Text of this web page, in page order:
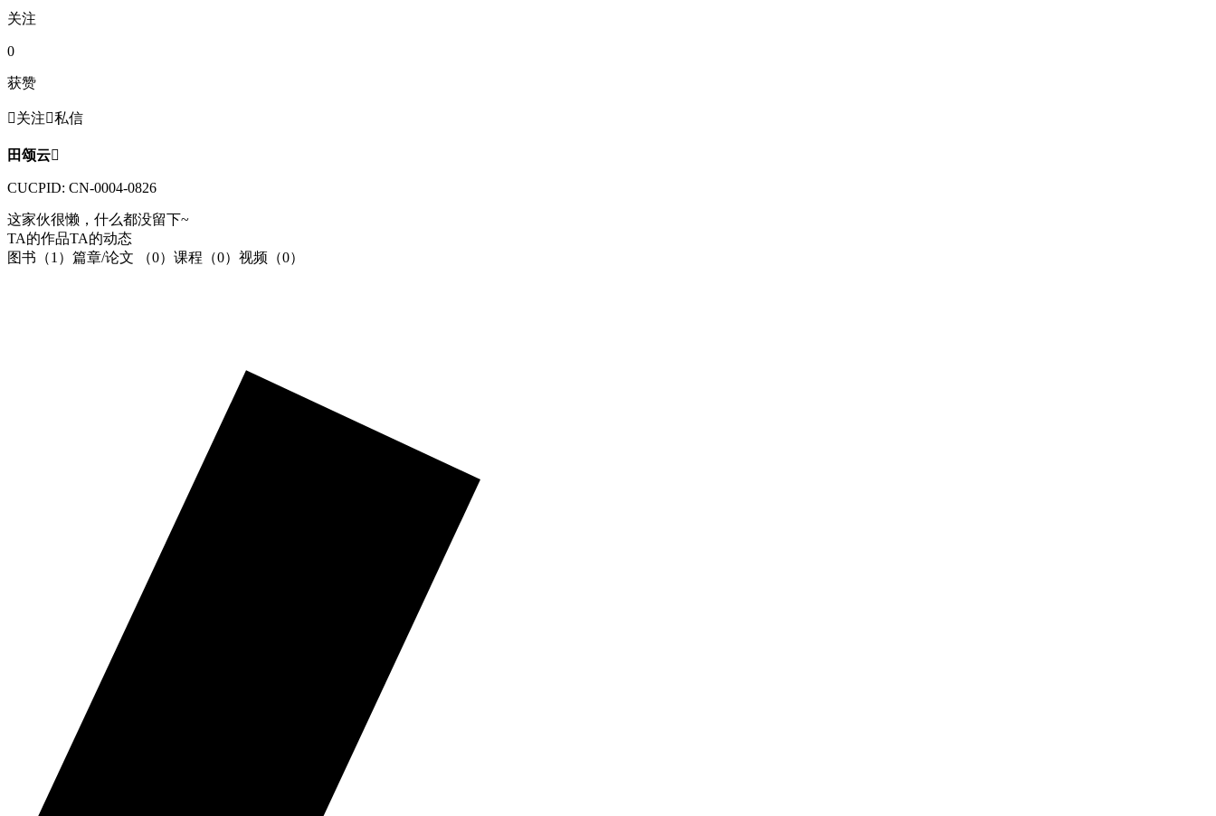
关注
0
获赞
关注私信
田颂云
CUCPID: CN-0004-0826
这家伙很懒，什么都没留下~
TA的作品TA的动态
图书（1） 篇章/论文 （0） 课程（0） 视频（0）